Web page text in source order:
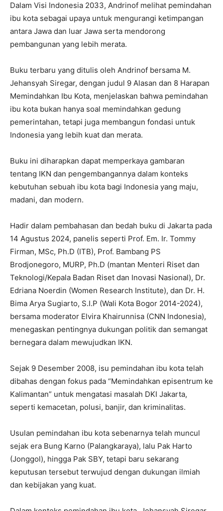
Dalam Visi Indonesia 2033, Andrinof melihat pemindahan
ibu kota sebagai upaya untuk mengurangi ketimpangan
antara Jawa dan luar Jawa serta mendorong
pembangunan yang lebih merata.
Buku terbaru yang ditulis oleh Andrinof bersama M.
Jehansyah Siregar, dengan judul 9 Alasan dan 8 Harapan
Memindahkan Ibu Kota, menjelaskan bahwa pemindahan
ibu kota bukan hanya soal memindahkan gedung
pemerintahan, tetapi juga membangun fondasi untuk
Indonesia yang lebih kuat dan merata.
Buku ini diharapkan dapat memperkaya gambaran
tentang IKN dan pengembangannya dalam konteks
kebutuhan sebuah ibu kota bagi Indonesia yang maju,
madani, dan modern.
Hadir dalam pembahasan dan bedah buku di Jakarta pada
14 Agustus 2024, panelis seperti Prof. Em. Ir. Tommy
Firman, MSc, Ph.D (ITB), Prof. Bambang PS
Brodjonegoro, MURP, Ph.D (mantan Menteri Riset dan
Teknologi/Kepala Badan Riset dan Inovasi Nasional), Dr.
Edriana Noerdin (Women Research Institute), dan Dr. H.
Bima Arya Sugiarto, S.I.P (Wali Kota Bogor 2014-2024),
bersama moderator Elvira Khairunnisa (CNN Indonesia),
menegaskan pentingnya dukungan politik dan semangat
bernegara dalam mewujudkan IKN.
Sejak 9 Desember 2008, isu pemindahan ibu kota telah
dibahas dengan fokus pada “Memindahkan episentrum ke
Kalimantan” untuk mengatasi masalah DKI Jakarta,
seperti kemacetan, polusi, banjir, dan kriminalitas.
Usulan pemindahan ibu kota sebenarnya telah muncul
sejak era Bung Karno (Palangkaraya), lalu Pak Harto
(Jonggol), hingga Pak SBY, tetapi baru sekarang
keputusan tersebut terwujud dengan dukungan ilmiah
dan kebijakan yang kuat.